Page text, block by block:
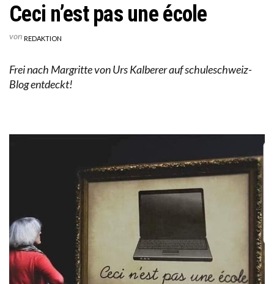
Ceci n’est pas une école
von REDAKTION
Frei nach Margritte von Urs Kalberer auf schuleschweiz-
Blog entdeckt!